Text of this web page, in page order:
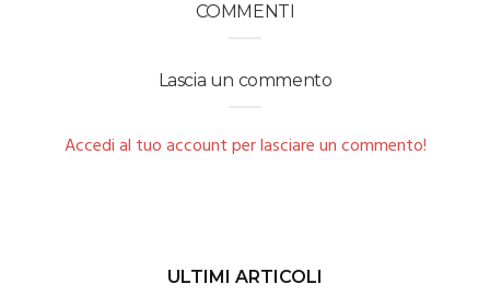
COMMENTI
Lascia un commento
Accedi al tuo account per lasciare un commento!
ULTIMI ARTICOLI